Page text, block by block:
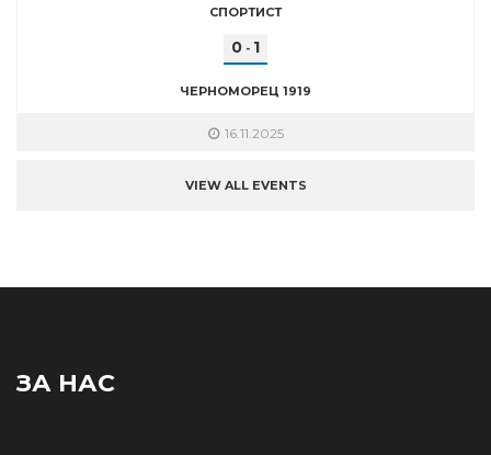
СПОРТИСТ
0 - 1
ЧЕРНОМОРЕЦ 1919
16.11.2025
VIEW ALL EVENTS
ЗА НАС